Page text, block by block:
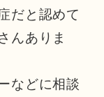
だと認めて
んありま
などに相談